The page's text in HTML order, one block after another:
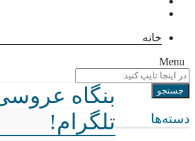
خانه
Menu
دسته‌ها
بنگاه
تلگرام!